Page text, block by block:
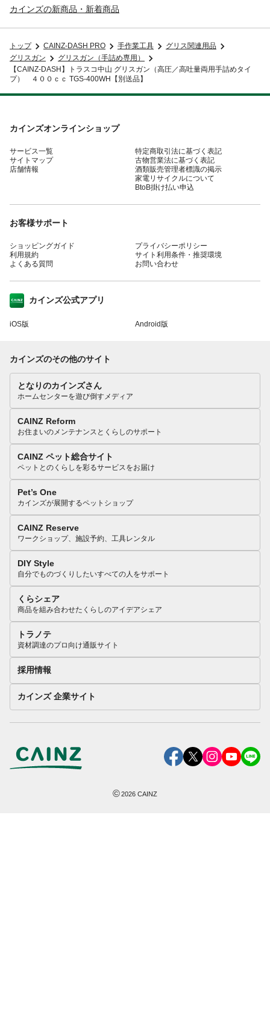
カインズの新商品・新着商品
トップ CAINZ-DASH PRO 手作業工具
グリス関連用品
グリスガン
グリスガン（手詰め専用）
【CAINZ-DASH】トラスコ中山 グリスガン（高圧／高吐量両用手詰めタイ
プ） ４００ｃｃ TGS-400WH【別送品】
カインズオンラインショップ
サービス一覧
サイトマップ
店舗情報
特定商取引法に基づく表記
古物営業法に基づく表記
酒類販売管理者標識の掲示
家電リサイクルについて
BtoB掛け払い申込
お客様サポート
ショッピングガイド
利用規約
よくある質問
プライバシーポリシー
サイト利用条件・推奨環境
お問い合わせ
カインズ公式アプリ
iOS版 Android版
カインズのその他のサイト
となりのカインズさん
ホームセンターを遊び倒すメディア
CAINZ Reform
お住まいのメンテナンスとくらしのサポート
CAINZ ペット総合サイト
ペットとのくらしを彩るサービスをお届け
Pet’s One
カインズが展開するペットショップ
CAINZ Reserve
ワークショップ、施設予約、工具レンタル
DIY Style
自分でものづくりしたいすべての人をサポート
くらシェア
商品を組み合わせたくらしのアイデアシェア
トラノテ
資材調達のプロ向け通販サイト
採用情報
カインズ 企業サイト
©2026 CAINZ